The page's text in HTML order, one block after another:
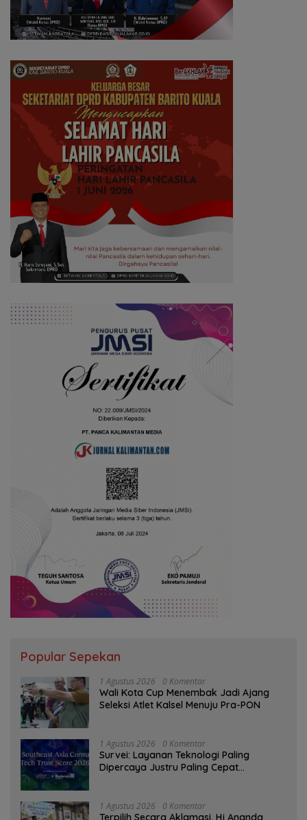
Popular Sepekan
1 Agustus 2026 0 Komentar
Wali Kota Cup Menembak Jadi Ajang
Seleksi Atlet Kalsel Menuju Pra-PON
1 Agustus 2026 0 Komentar
Survei: Layanan Teknologi Paling
Dipercaya Justru Paling Cepat
1 Agustus 2026 0 Komentar
‎Terpilih Secara Aklamasi, Hj Ananda